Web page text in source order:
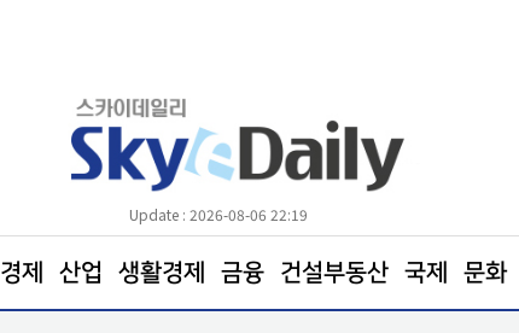
Update : 2026-08-06 22:19
경제 산업 생활경제 금융 건설부동산 국제 문화